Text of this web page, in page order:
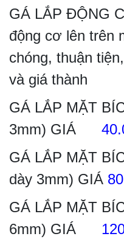
GÁ LẮP ĐỘNG
động cơ lên trên
chóng, thuận
và giá thành
GÁ LẮP MẶT
3mm) GIÁ
GÁ LẮP MẶT
dày 3mm) GIÁ
GÁ LẮP MẶT
6mm) GIÁ